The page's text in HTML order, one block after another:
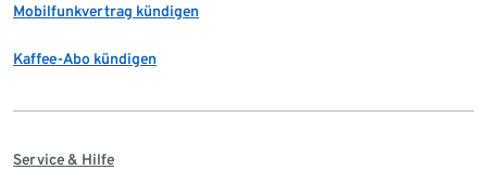
Mobilfunkvertrag kündigen
Kaffee-Abo kündigen
Service & Hilfe